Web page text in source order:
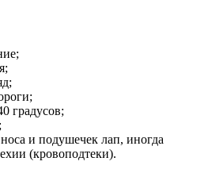
градусов;
и подушечек лап, иногда
(кровоподтеки).